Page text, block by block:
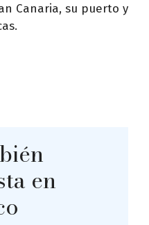
Canaria, su puerto y
en